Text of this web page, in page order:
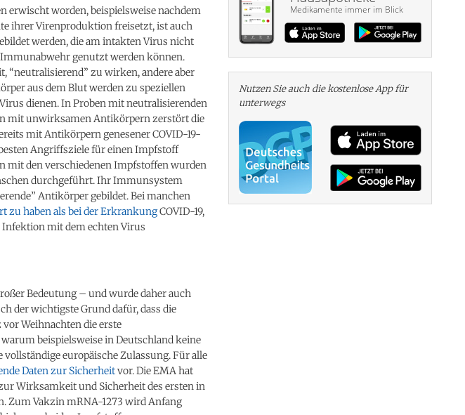
erwischt worden, beispielsweise nachdem
ihrer Virenproduktion freisetzt, ist auch
werden, die am intakten Virus nicht
genutzt werden können.
“neutralisierend” zu wirken, andere aber
aus dem Blut werden zu speziellen
dienen. In Proben mit neutralisierenden
mit unwirksamen Antikörpern zerstört die
mit Antikörpern genesener COVID-19-
Angriffsziele für einen Impfstoff
mit den verschiedenen Impfstoffen wurden
durchgeführt. Ihr Immunsystem
Antikörper gebildet. Bei manchen
zu haben als bei der ErkrankungCOVID-19,
mit dem echten Virus
Bedeutung – und wurde daher auch
der wichtigste Grund dafür, dass die
Weihnachten die erste
beispielsweise in Deutschland keine
europäische Zulassung. Für alle
Daten zur Sicherheitvor. Die EMA hat
Wirksamkeit und Sicherheit des ersten in
Zum Vakzin mRNA-1273 wird Anfang
Medikamente immer im Blick
Nutzen Sie auch die kosten­lose App für
unterwegs